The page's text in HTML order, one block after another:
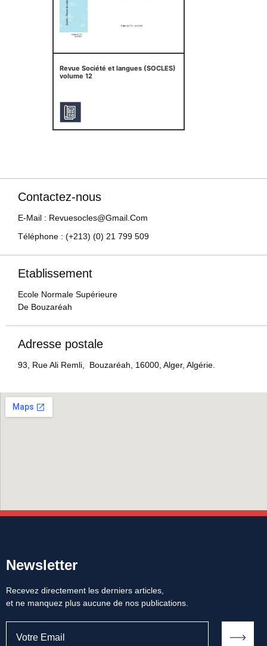
Revue Société et langues (SOCLES)
volume 12
Contactez-nous
E-Mail : Revuesocles@gmail.com
Téléphone : (+213) (0) 21 799 509
Etablissement
Ecole Normale Supérieure
De Bouzaréah
Adresse postale
93, Rue Ali Remli, Bouzaréah, 16000, Alger, Algérie.
Newsletter
Recevez directement les derniers articles,
et ne manquez plus aucune de nos publications.